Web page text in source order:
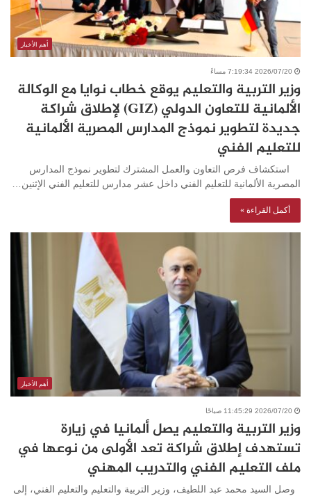
أهم الأخبار
2026/07/20 7:19:34 مساءً
وزير التربية والتعليم يوقع خطاب نوايا مع الوكالة
الألمانية للتعاون الدولي (GIZ) لإطلاق شراكة
جديدة لتطوير نموذج المدارس المصرية الألمانية
للتعليم الفني
استكشاف فرص التعاون والعمل المشترك لتطوير نموذج المدارس
المصرية الألمانية للتعليم الفني داخل عشر مدارس للتعليم الفني الإثنين…
أكمل القراءة »
أهم الأخبار
2026/07/20 11:45:29 صباحًا
وزير التربية والتعليم يصل ألمانيا في زيارة
تستهدف إطلاق شراكة تعد الأولى من نوعها في
ملف التعليم الفني والتدريب المهني
وصل السيد محمد عبد اللطيف، وزير التربية والتعليم والتعليم الفني، إلى